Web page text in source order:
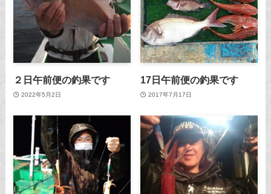
２日午前便の釣果です
2022年5月2日
17日午前便の釣果です
2017年7月17日